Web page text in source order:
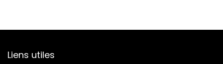
Liens utiles